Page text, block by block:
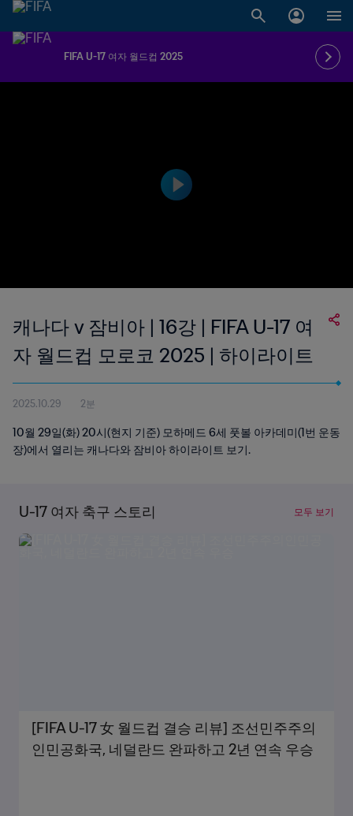
FIFA U-17 여자 월드컵 2025
캐나다 v 잠비아 | 16강 | FIFA U-17 여
자 월드컵 모로코 2025 | 하이라이트
2025.10.29 2분
10월 29일(화) 20시(현지 기준) 모하메드 6세 풋볼 아카데미(1번 운동
장)에서 열리는 캐나다와 잠비아 하이라이트 보기.
U-17 여자 축구 스토리 모두 보기
[FIFA U-17 女 월드컵 결승 리뷰] 조선민주주의
인민공화국, 네덜란드 완파하고 2년 연속 우승